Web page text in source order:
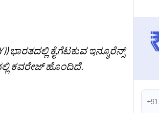
ಕೈಗೆಟಕುವ ಇನ್ಶೂರೆನ್ಸ್
ಕವರೇಜ್ ಹೊಂದಿದೆ.
+91